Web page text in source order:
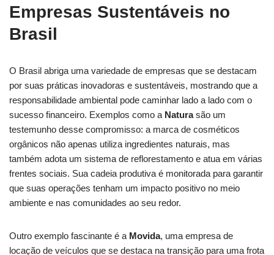
Empresas Sustentáveis no
Brasil
O Brasil abriga⁢ uma variedade de empresas que se destacam
por suas práticas inovadoras e ​sustentáveis, mostrando que⁢ a
responsabilidade ambiental pode caminhar lado a lado com o​
sucesso⁤ financeiro. Exemplos como a Naturasão um⁤
testemunho ⁢desse compromisso: a marca⁣ de cosméticos
orgânicos⁣ não apenas utiliza ingredientes naturais, mas
⁤também adota um​ sistema de reflorestamento ‌e​ atua em várias
frentes sociais. Sua cadeia produtiva é monitorada para garantir⁤
que suas operações tenham um​ impacto positivo no meio
ambiente e nas comunidades ao⁢ seu redor.
Outro exemplo fascinante é ​a Movida, uma empresa de
locação de veículos que‌ se ​destaca na transição para uma frota